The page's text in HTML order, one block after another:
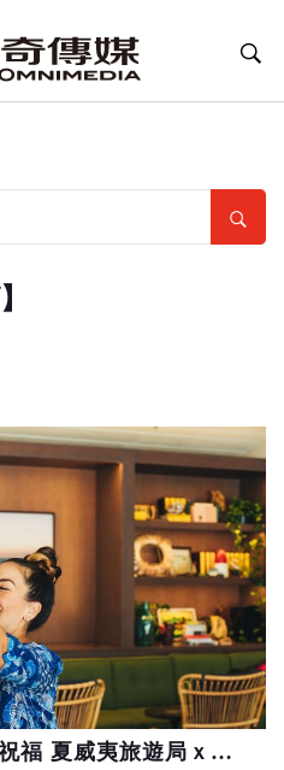
親手編織Aloha的溫柔祝福 夏威夷旅遊局ｘ「貳樓有花」打造母親節充滿儀式感的夏威夷午後